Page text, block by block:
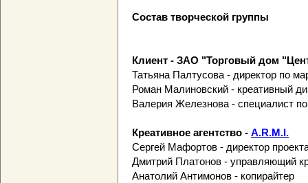
Состав творческой группы
Клиент - ЗАО "Торговый дом
Татьяна Палтусова - директор по
Роман Малиновский - креативный
Валерия Железнова - специалист
Креативное агентство - A.R.M.I.
Сергей Мафортов - директор
Дмитрий Платонов - управляющий
Анатолий Антимонов - копирайтер